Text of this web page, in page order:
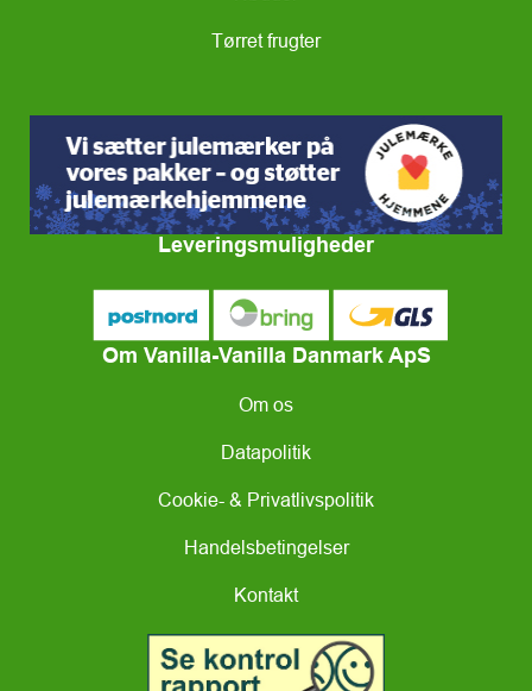
Tørret frugter
Leveringsmuligheder
Om Vanilla-Vanilla Danmark ApS
Om os
Datapolitik
Cookie- & Privatlivspolitik
Handelsbetingelser
Kontakt